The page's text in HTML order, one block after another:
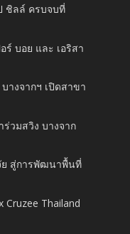
ชิลล์ ครบจบที่
บอย และ เอริสา
างจากฯ เปิดสาขา
วมสวิง บางจาก
ย สู่การพัฒนาพื้นที่
Thailand